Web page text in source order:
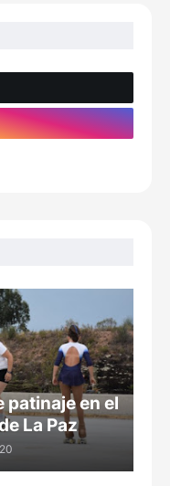
patinaje en el
La Paz